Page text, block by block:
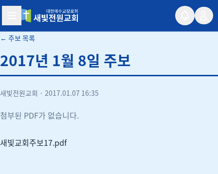
새빛전원교회
← 주보 목록
2017년 1월 8일 주보
새빛전원교회 · 2017.01.07 16:35
첨부된 PDF가 없습니다.
새빛교회주보17.pdf